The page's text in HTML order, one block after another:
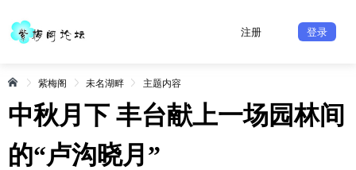
注册 登录
紫梅阁 未名湖畔 主题内容
中秋月下 丰台献上一场园林间
的“卢沟晓月”